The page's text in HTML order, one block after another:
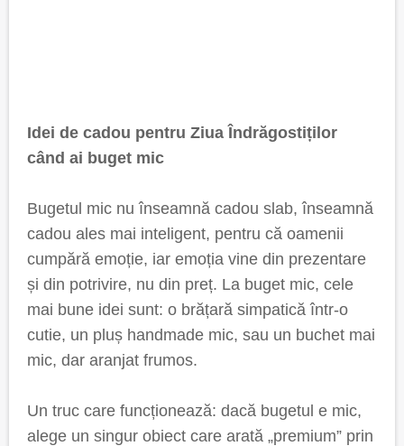
Idei de cadou pentru Ziua Îndrăgostiților
când ai buget mic
Bugetul mic nu înseamnă cadou slab, înseamnă
cadou ales mai inteligent, pentru că oamenii
cumpără emoție, iar emoția vine din prezentare
și din potrivire, nu din preț. La buget mic, cele
mai bune idei sunt: o brățară simpatică într-o
cutie, un pluș handmade mic, sau un buchet mai
mic, dar aranjat frumos.
Un truc care funcționează: dacă bugetul e mic,
alege un singur obiect care arată „premium” prin